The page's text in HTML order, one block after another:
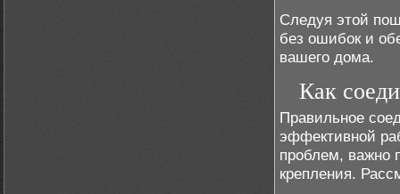
Следуя этой
без ошибок и
вашего дома.
Как
Правильное
эффективной
проблем, важно
крепления.